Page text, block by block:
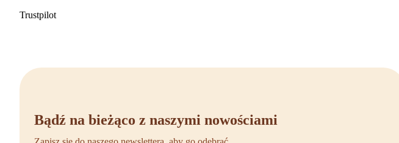
Trustpilot
Bądź na bieżąco z naszymi nowościami